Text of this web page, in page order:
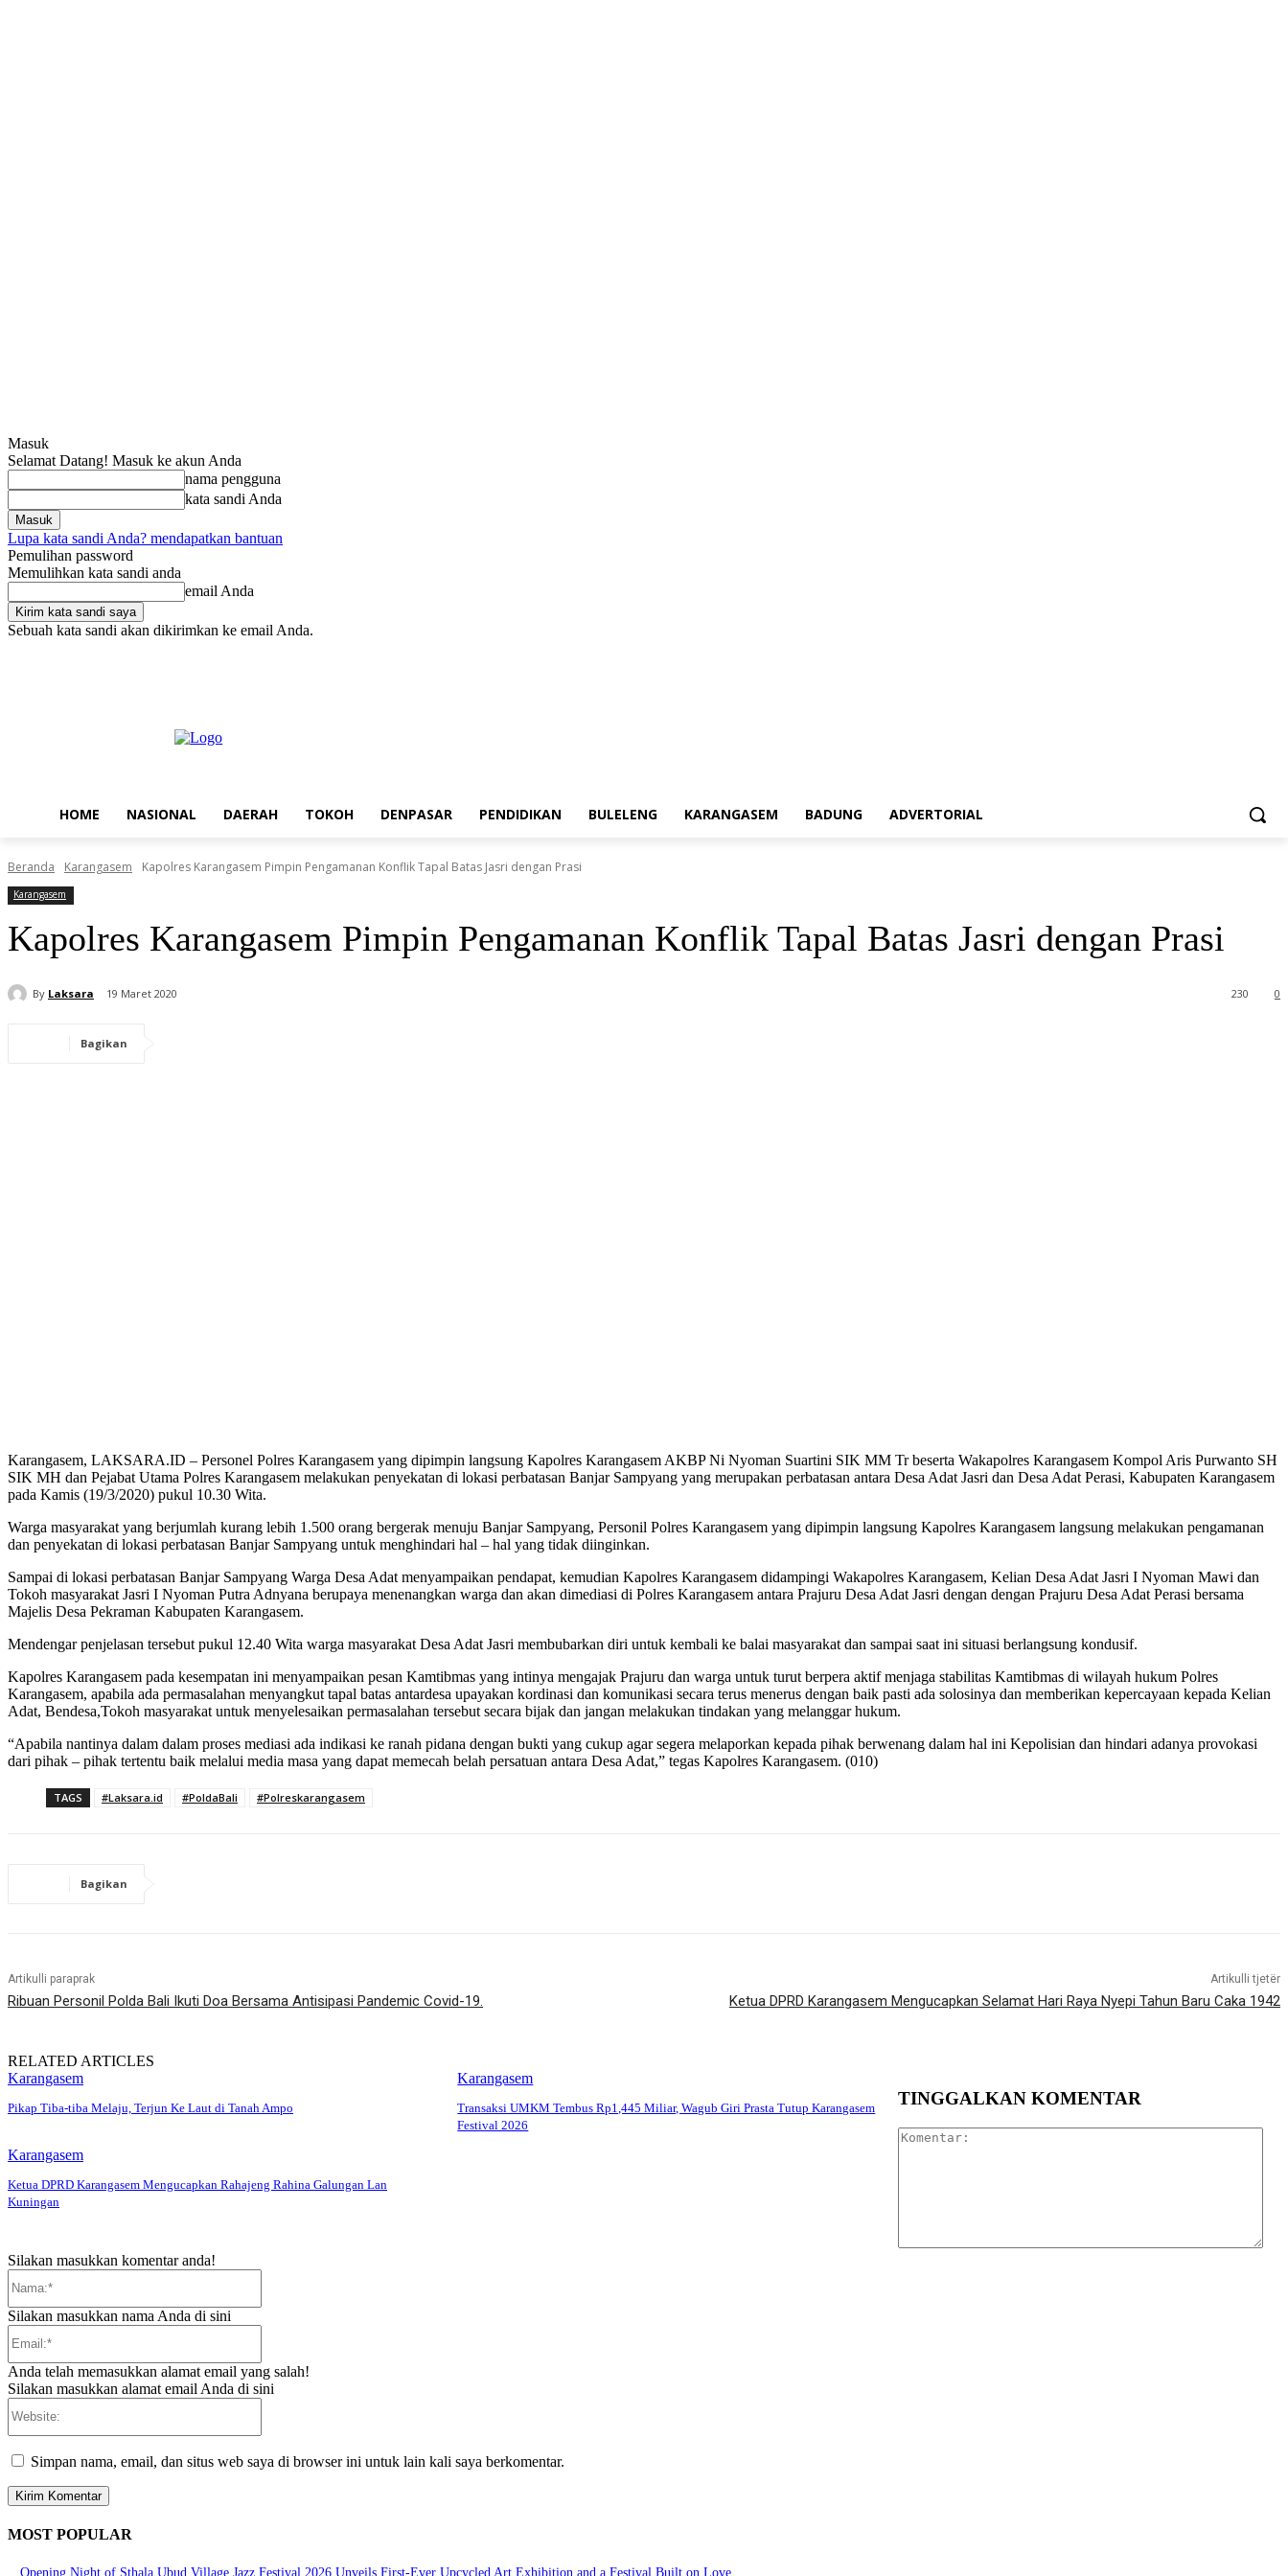
Masuk
Selamat Datang! Masuk ke akun Anda
nama pengguna
kata sandi Anda
Lupa kata sandi Anda? mendapatkan bantuan
Pemulihan password
Memulihkan kata sandi anda
email Anda
Sebuah kata sandi akan dikirimkan ke email Anda.
HOME NASIONAL DAERAH TOKOH DENPASAR PENDIDIKAN BULELENG KARANGASEM BADUNG ADVERTORIAL
Beranda Karangasem Kapolres Karangasem Pimpin Pengamanan Konflik Tapal Batas Jasri dengan Prasi
Karangasem
Kapolres Karangasem Pimpin Pengamanan Konflik Tapal Batas Jasri dengan Prasi
By Laksara 19 Maret 2020 0
230
Bagikan
Karangasem, LAKSARA.ID – Personel Polres Karangasem yang dipimpin langsung Kapolres Karangasem AKBP Ni Nyoman Suartini SIK MM Tr beserta Wakapolres Karangasem Kompol Aris Purwanto SH
SIK MH dan Pejabat Utama Polres Karangasem melakukan penyekatan di lokasi perbatasan Banjar Sampyang yang merupakan perbatasan antara Desa Adat Jasri dan Desa Adat Perasi, Kabupaten Karangasem
pada Kamis (19/3/2020) pukul 10.30 Wita.
Warga masyarakat yang berjumlah kurang lebih 1.500 orang bergerak menuju Banjar Sampyang, Personil Polres Karangasem yang dipimpin langsung Kapolres Karangasem langsung melakukan pengamanan
dan penyekatan di lokasi perbatasan Banjar Sampyang untuk menghindari hal – hal yang tidak diinginkan.
Sampai di lokasi perbatasan Banjar Sampyang Warga Desa Adat menyampaikan pendapat, kemudian Kapolres Karangasem didampingi Wakapolres Karangasem, Kelian Desa Adat Jasri I Nyoman Mawi dan
Tokoh masyarakat Jasri I Nyoman Putra Adnyana berupaya menenangkan warga dan akan dimediasi di Polres Karangasem antara Prajuru Desa Adat Jasri dengan dengan Prajuru Desa Adat Perasi bersama
Majelis Desa Pekraman Kabupaten Karangasem.
Mendengar penjelasan tersebut pukul 12.40 Wita warga masyarakat Desa Adat Jasri membubarkan diri untuk kembali ke balai masyarakat dan sampai saat ini situasi berlangsung kondusif.
Kapolres Karangasem pada kesempatan ini menyampaikan pesan Kamtibmas yang intinya mengajak Prajuru dan warga untuk turut berpera aktif menjaga stabilitas Kamtibmas di wilayah hukum Polres
Karangasem, apabila ada permasalahan menyangkut tapal batas antardesa upayakan kordinasi dan komunikasi secara terus menerus dengan baik pasti ada solosinya dan memberikan kepercayaan kepada Kelian
Adat, Bendesa,Tokoh masyarakat untuk menyelesaikan permasalahan tersebut secara bijak dan jangan melakukan tindakan yang melanggar hukum.
“Apabila nantinya dalam dalam proses mediasi ada indikasi ke ranah pidana dengan bukti yang cukup agar segera melaporkan kepada pihak berwenang dalam hal ini Kepolisian dan hindari adanya provokasi
dari pihak – pihak tertentu baik melalui media masa yang dapat memecah belah persatuan antara Desa Adat,” tegas Kapolres Karangasem. (010)
TAGS #Laksara.id #PoldaBali #Polreskarangasem
Bagikan
Artikulli paraprak
Ribuan Personil Polda Bali Ikuti Doa Bersama Antisipasi Pandemic Covid-19.
Artikulli tjetër
Ketua DPRD Karangasem Mengucapkan Selamat Hari Raya Nyepi Tahun Baru Caka 1942
RELATED ARTICLES
Karangasem
Pikap Tiba-tiba Melaju, Terjun Ke Laut di Tanah Ampo
Karangasem
Transaksi UMKM Tembus Rp1,445 Miliar, Wagub Giri Prasta Tutup Karangasem
Festival 2026
Karangasem
Ketua DPRD Karangasem Mengucapkan Rahajeng Rahina Galungan Lan
Kuningan
TINGGALKAN KOMENTAR
Silakan masukkan komentar anda!
Silakan masukkan nama Anda di sini
Anda telah memasukkan alamat email yang salah!
Silakan masukkan alamat email Anda di sini
Simpan nama, email, dan situs web saya di browser ini untuk lain kali saya berkomentar.
MOST POPULAR
Opening Night of Sthala Ubud Village Jazz Festival 2026 Unveils First-Ever Upcycled Art Exhibition and a Festival Built on Love